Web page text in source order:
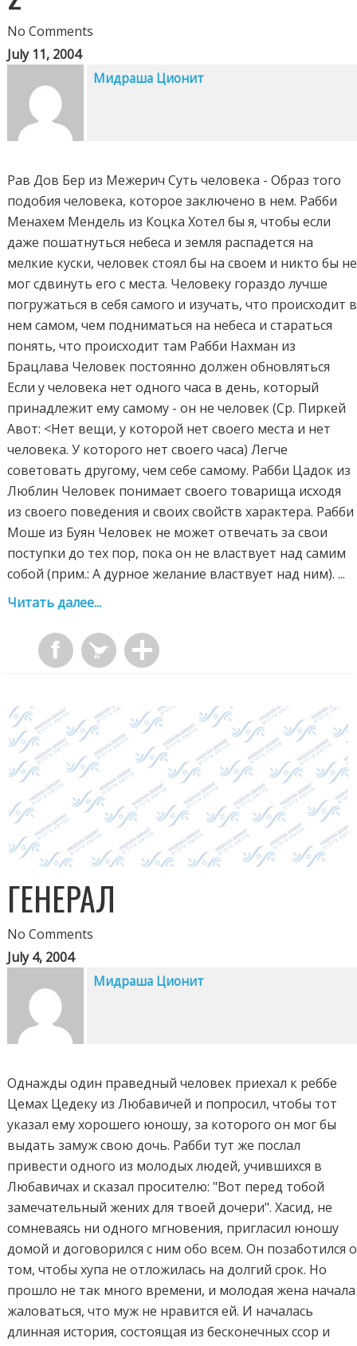
No Comments
July 11, 2004
Мидраша Ционит
Рав Дов Бер из Межерич Суть человека - Образ того
подобия человека, которое заключено в нем. Рабби
Менахем Мендель из Коцка Хотел бы я, чтобы если
даже пошатнуться небеса и земля распадется на
мелкие куски, человек стоял бы на своем и никто бы не
мог сдвинуть его с места. Человеку гораздо лучше
погружаться в себя самого и изучать, что происходит в
нем самом, чем подниматься на небеса и стараться
понять, что происходит там Рабби Нахман из
Брацлава Человек постоянно должен обновляться
Если у человека нет одного часа в день, который
принадлежит ему самому - он не человек (Ср. Пиркей
Авот: <Нет вещи, у которой нет своего места и нет
человека. У которого нет своего часа) Легче
советовать другому, чем себе самому. Рабби Цадок из
Люблин Человек понимает своего товарища исходя
из своего поведения и своих свойств характера. Рабби
Моше из Буян Человек не может отвечать за свои
поступки до тех пор, пока он не властвует над самим
собой (прим.: А дурное желание властвует над ним). ...
Читать далее...
ГЕНЕРАЛ
No Comments
July 4, 2004
Мидраша Ционит
Однажды один праведный человек приехал к реббе
Цемах Цедеку из Любавичей и попросил, чтобы тот
указал ему хорошего юношу, за которого он мог бы
выдать замуж свою дочь. Рабби тут же послал
привести одного из молодых людей, учившихся в
Любавичах и сказал просителю: "Вот перед тобой
замечательный жених для твоей дочери". Хасид, не
сомневаясь ни одного мгновения, пригласил юношу
домой и договорился с ним обо всем. Он позаботился о
том, чтобы хупа не отложилась на долгий срок. Но
прошло не так много времени, и молодая жена начала
жаловаться, что муж не нравится ей. И началась
длинная история, состоящая из бесконечных ссор и